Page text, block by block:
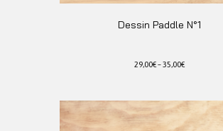
Dessin Paddle N°1
29,00€–35,00€
plusieurs